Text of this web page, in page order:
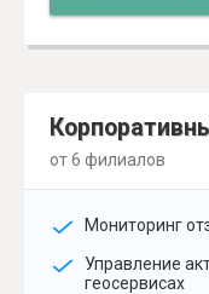
от 6 филиалов
Мониторинг
Управление
геосервисах